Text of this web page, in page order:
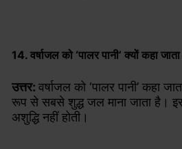
14. वर्षाजल को ‘पालर पानी’ क्यों कहा
उत्तर: वर्षाजल को ‘पालर पानी’ कहा
रूप से सबसे शुद्ध जल माना जाता है।
अशुद्धि नहीं होती।